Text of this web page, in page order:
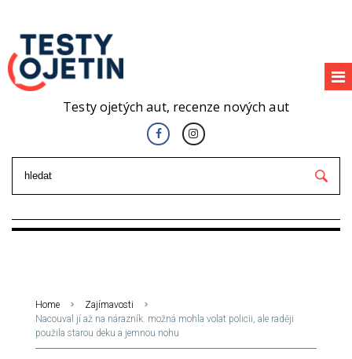
Testy ojetých aut, recenze nových aut
Home
Zajímavosti
Nacouval jí až na nárazník. možná mohla volat policii, ale raději
použila starou deku a jemnou nohu